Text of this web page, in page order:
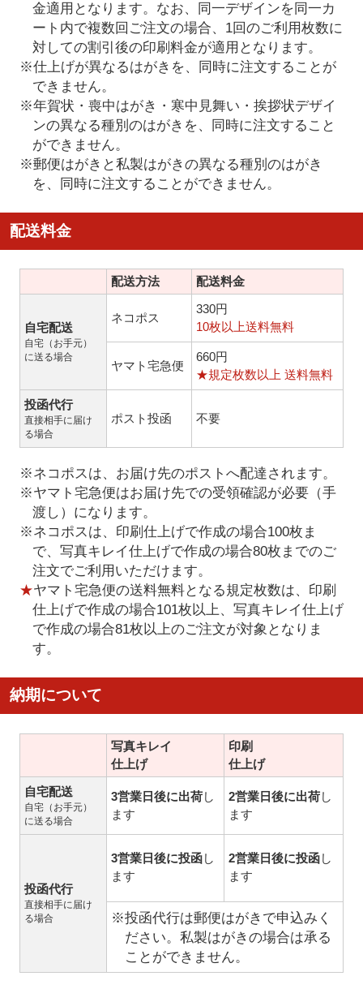
金適用となります。なお、同一デザインを同一カ
ート内で複数回ご注文の場合、1回のご利用枚数に
対しての割引後の印刷料金が適用となります。
※仕上げが異なるはがきを、同時に注文することが
できません。
※年賀状・喪中はがき・寒中見舞い・挨拶状デザイ
ンの異なる種別のはがきを、同時に注文すること
ができません。
※郵便はがきと私製はがきの異なる種別のはがき
を、同時に注文することができません。
配送料金
配送方法 配送料金
自宅配送
自宅（お手元）
に送る場合
ネコポス
330円
10枚以上送料無料
ヤマト宅急便
660円
★規定枚数以上 送料無料
投函代行
直接相手に届け
る場合
ポスト投函 不要
※ネコポスは、お届け先のポストへ配達されます。
※ヤマト宅急便はお届け先での受領確認が必要（手
渡し）になります。
※ネコポスは、印刷仕上げで作成の場合100枚ま
で、写真キレイ仕上げで作成の場合80枚までのご
注文でご利用いただけます。
★ヤマト宅急便の送料無料となる規定枚数は、印刷
仕上げで作成の場合101枚以上、写真キレイ仕上げ
で作成の場合81枚以上のご注文が対象となりま
す。
納期について
写真キレイ
仕上げ
印刷
仕上げ
自宅配送
自宅（お手元）
に送る場合
3営業日後に出荷し
ます
2営業日後に出荷し
ます
投函代行
直接相手に届け
る場合
3営業日後に投函し
ます
2営業日後に投函し
ます
※投函代行は郵便はがきで申込みく
ださい。私製はがきの場合は承る
ことができません。